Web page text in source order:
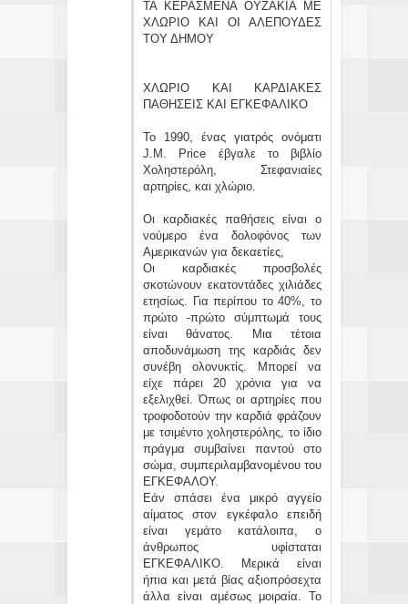
ΤΑ ΚΕΡΑΣΜΕΝΑ ΟΥΖΑΚΙΑ ΜΕ
ΧΛΩΡΙΟ ΚΑΙ ΟΙ ΑΛΕΠΟΥΔΕΣ
ΤΟΥ ΔΗΜΟΥ
ΧΛΩΡΙΟ ΚΑΙ ΚΑΡΔΙΑΚΕΣ
ΠΑΘΗΣΕΙΣ ΚΑΙ ΕΓΚΕΦΑΛΙΚΟ
Το 1990, ένας γιατρός ονόματι
J.M. Price έβγαλε το βιβλίο
Χοληστερόλη, Στεφανιαίες
αρτηρίες, και χλώριο.
Οι καρδιακές παθήσεις είναι ο
νούμερο ένα δολοφόνος των
Αμερικανών για δεκαετίες,
Οι καρδιακές προσβολές
σκοτώνουν εκατοντάδες χιλιάδες
ετησίως. Για περίπου το 40%, το
πρώτο -πρώτο σύμπτωμά τους
είναι θάνατος. Μια τέτοια
αποδυνάμωση της καρδιάς δεν
συνέβη ολονυκτίς. Μπορεί να
είχε πάρει 20 χρόνια για να
εξελιχθεί. Όπως οι αρτηρίες που
τροφοδοτούν την καρδιά φράζουν
με τσιμέντο χοληστερόλης, το ίδιο
πράγμα συμβαίνει παντού στο
σώμα, συμπεριλαμβανομένου του
ΕΓΚΕΦΑΛΟΥ.
Εάν σπάσει ένα μικρό αγγείο
αίματος στον εγκέφαλο επειδή
είναι γεμάτο κατάλοιπα, ο
άνθρωπος υφίσταται
ΕΓΚΕΦΑΛΙΚΟ. Μερικά είναι
ήπια και μετά βίας αξιοπρόσεχτα
άλλα είναι αμέσως μοιραία. Το